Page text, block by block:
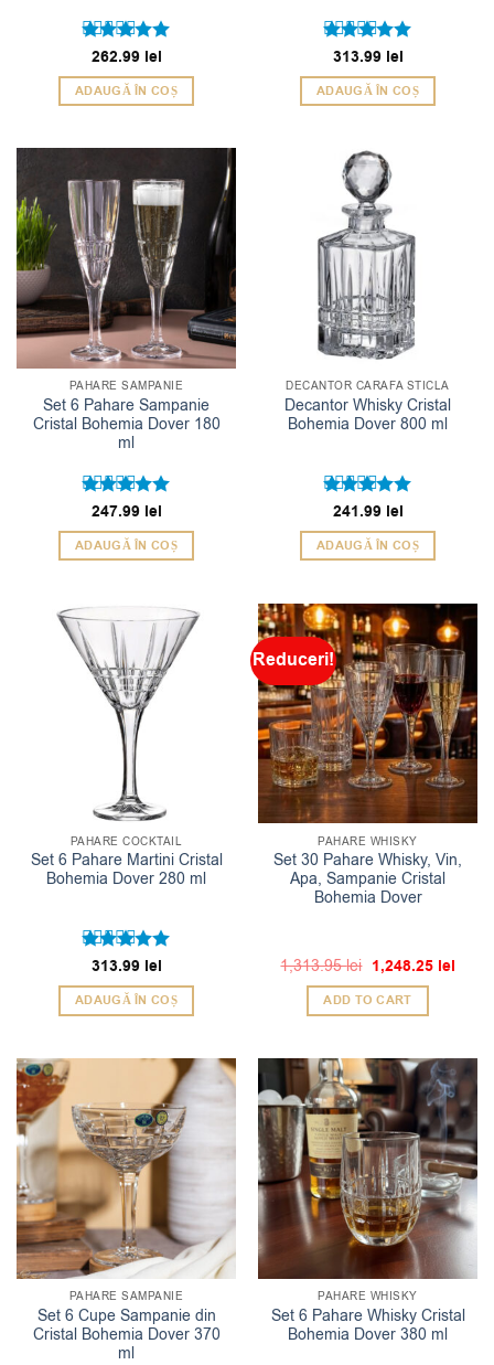
Evaluat la
5din 5
262.99 lei
ADAUGĂ ÎN COȘ
Evaluat la
5din 5
313.99 lei
ADAUGĂ ÎN COȘ
PAHARE SAMPANIE
Set 6 Pahare Sampanie
Cristal Bohemia Dover 180
ml
Evaluat la
5din 5
247.99 lei
ADAUGĂ ÎN COȘ
DECANTOR CARAFA STICLA
Decantor Whisky Cristal
Bohemia Dover 800 ml
Evaluat la
5din 5
241.99 lei
ADAUGĂ ÎN COȘ
PAHARE COCKTAIL
Set 6 Pahare Martini Cristal
Bohemia Dover 280 ml
Evaluat la
5din 5
313.99 lei
ADAUGĂ ÎN COȘ
Reduceri!
PAHARE WHISKY
Set 30 Pahare Whisky, Vin,
Apa, Sampanie Cristal
Bohemia Dover
1,313.95lei Prețul
inițial
a
fost:
1,313.95 lei.
1,248.25 leiPrețul
ADD TO CART
PAHARE SAMPANIE
Set 6 Cupe Sampanie din
Cristal Bohemia Dover 370
ml
PAHARE WHISKY
Set 6 Pahare Whisky Cristal
Bohemia Dover 380 ml